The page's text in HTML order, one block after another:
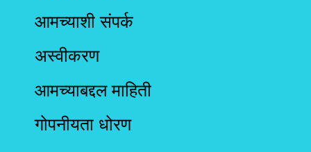
आमच्याशी संपर्क
अस्वीकरण
आमच्याबद्दल माहिती
गोपनीयता धोरण